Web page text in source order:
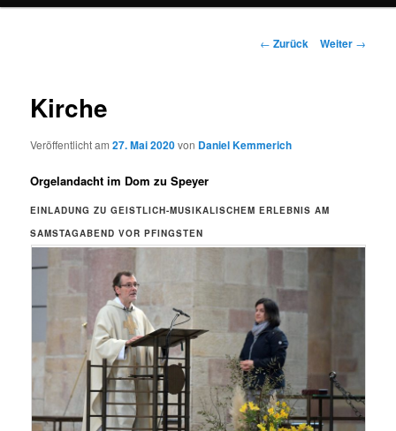
Beitrags-
← Zurück Weiter →
Kirche
Veröffentlicht am27. Mai 2020von Daniel Kemmerich
Orgelandacht im Dom zu Speyer
EINLADUNG ZU GEISTLICH-MUSIKALISCHEM ERLEBNIS AM
SAMSTAGABEND VOR PFINGSTEN